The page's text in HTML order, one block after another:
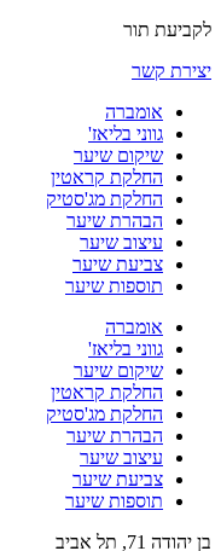
לקביעת תור
יצירת קשר
אומברה
גווני בליאז'
שיקום שיער
החלקת קראטין
החלקת מג'סטיק
הבהרת שיער
עיצוב שיער
צביעת שיער
תוספות שיער
אומברה
גווני בליאז'
שיקום שיער
החלקת קראטין
החלקת מג'סטיק
הבהרת שיער
עיצוב שיער
צביעת שיער
תוספות שיער
בן יהודה 71, תל אביב